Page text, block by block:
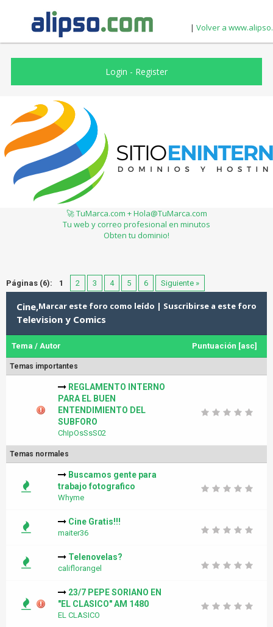
| Volver a
Login - Register
🚀 TuMarca.com + Hola@TuMarca.com
Tu web y correo profesional en minutos
Obten tu dominio!
Páginas (6): 1 2 3 4 5 6 Siguiente »
Marcar este foro como leído | Suscribirse a este foro
Cine,
Television y Comics
Tema / Autor Puntuación [asc]
Temas importantes
REGLAMENTO INTERNO
PARA EL BUEN
ENTENDIMIENTO DEL
SUBFORO
ChIpOsSsS02
Temas normales
Buscamos gente para
trabajo fotografico
Whyme
Cine Gratis!!!
maiter36
Telenovelas?
califlorangel
23/7 PEPE SORIANO EN
"EL CLASICO" AM 1480
EL CLASICO